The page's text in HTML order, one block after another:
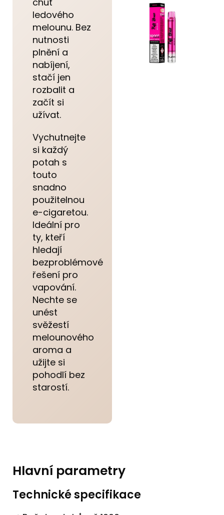
ledového
melounu. Bez
nutnosti
plnění a
nabíjení,
stačí jen
rozbalit a
začít si
užívat.
Vychutnejte
si každý
potah s
touto
snadno
použitelnou
e-cigaretou.
Ideální pro
ty, kteří
hledají
bezproblémové
řešení pro
vapování.
Nechte se
unést
svěžestí
melounového
aroma a
užijte si
pohodlí bez
starostí.
Hlavní parametry
Technické specifikace